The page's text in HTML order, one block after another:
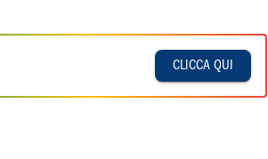
CLICCA QUI